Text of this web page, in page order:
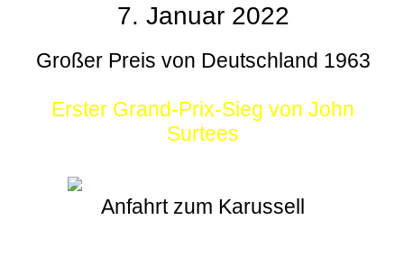
7. Januar 2022
Großer Preis von Deutschland 1963
Erster Grand-Prix-Sieg von John
Surtees
Anfahrt zum Karussell